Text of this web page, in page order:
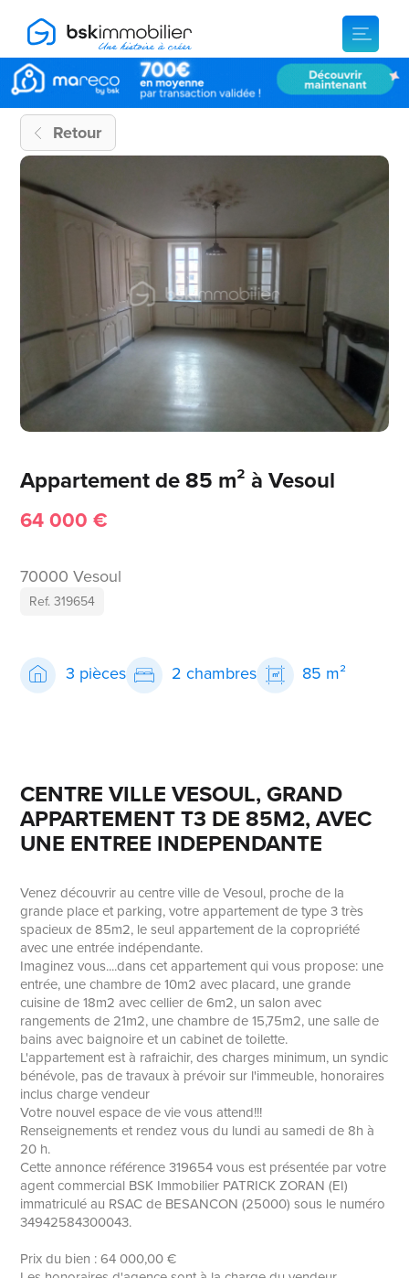
Retour
Appartement de 85 m² à Vesoul
64 000 €
70000 Vesoul
Ref. 319654
3 pièces 2 chambres 85 m²
CENTRE VILLE VESOUL, GRAND
APPARTEMENT T3 DE 85M2, AVEC
UNE ENTREE INDEPENDANTE
Venez découvrir au centre ville de Vesoul, proche de la
grande place et parking, votre appartement de type 3 très
spacieux de 85m2, le seul appartement de la copropriété
avec une entrée indépendante.
Imaginez vous....dans cet appartement qui vous propose: une
entrée, une chambre de 10m2 avec placard, une grande
cuisine de 18m2 avec cellier de 6m2, un salon avec
rangements de 21m2, une chambre de 15,75m2, une salle de
bains avec baignoire et un cabinet de toilette.
L'appartement est à rafraichir, des charges minimum, un syndic
bénévole, pas de travaux à prévoir sur l'immeuble, honoraires
inclus charge vendeur
Votre nouvel espace de vie vous attend!!!
Renseignements et rendez vous du lundi au samedi de 8h à
20 h.
Cette annonce référence 319654 vous est présentée par votre
agent commercial BSK Immobilier PATRICK ZORAN (EI)
immatriculé au RSAC de BESANCON (25000) sous le numéro
34942584300043.
Prix du bien : 64 000,00 €